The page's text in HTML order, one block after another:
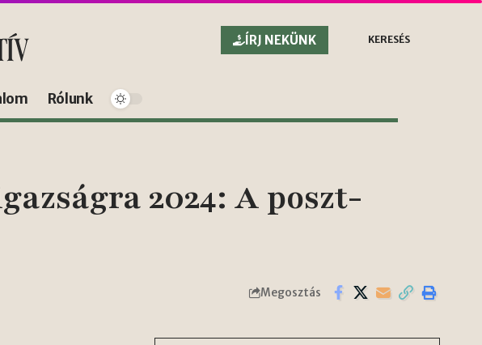
ÍRJ NEKÜNK
KERESÉS
Rólunk
2024: A poszt-
Megosztás